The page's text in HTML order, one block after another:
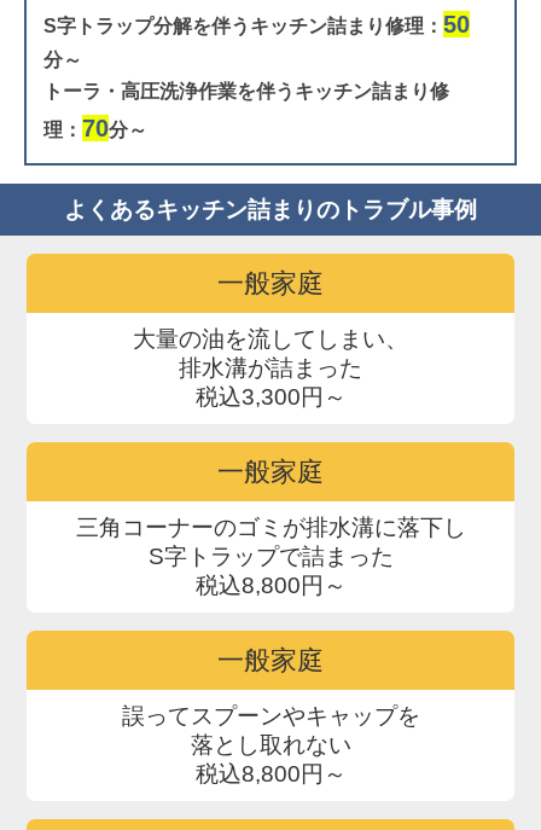
S字トラップ分解を伴うキッチン詰まり修理： 50
分～
トーラ・高圧洗浄作業を伴うキッチン詰まり修
理： 70分～
よくあるキッチン詰まりのトラブル事例
一般家庭
大量の油を流してしまい、
排水溝が詰まった
税込3,300円～
一般家庭
三角コーナーのゴミが排水溝に落下し
S字トラップで詰まった
税込8,800円～
一般家庭
誤ってスプーンやキャップを
落とし取れない
税込8,800円～